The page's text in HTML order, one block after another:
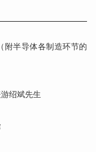
附半导体各制造环节的
绍斌先生